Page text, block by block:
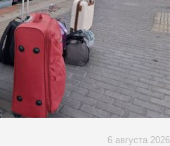
6 августа 2026